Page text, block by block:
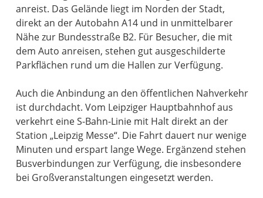
anreist. Das Gelände liegt im Norden der Stadt,
direkt an der Autobahn A14 und in unmittelbarer
Nähe zur Bundesstraße B2. Für Besucher, die mit
dem Auto anreisen, stehen gut ausgeschilderte
Parkflächen rund um die Hallen zur Verfügung.
Auch die Anbindung an den öffentlichen Nahverkehr
ist durchdacht. Vom Leipziger Hauptbahnhof aus
verkehrt eine S-Bahn-Linie mit Halt direkt an der
Station „Leipzig Messe“. Die Fahrt dauert nur wenige
Minuten und erspart lange Wege. Ergänzend stehen
Busverbindungen zur Verfügung, die insbesondere
bei Großveranstaltungen eingesetzt werden.